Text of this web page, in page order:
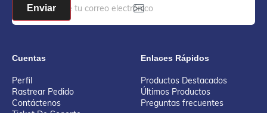
Enviar
Cuentas
Perfil
Rastrear Pedido
Contáctenos
Enlaces Rápidos
Productos Destacados
Últimos Productos
Preguntas frecuentes